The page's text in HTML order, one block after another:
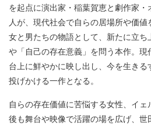
を起点に演出家・稲葉賀恵と劇作家
人が、現代社会で自らの居場所や価
女と男たちの物語として、新たに立ち
や「自己の存在意義」を問う本作。
台上に鮮やかに映し出し、今を生き
投げかける一作となる。
自らの存在価値に苦悩する女性、イ
後も舞台や映像で活躍の場を広げ、